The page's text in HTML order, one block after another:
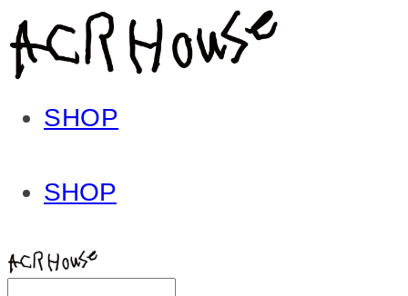
SHOP
SHOP